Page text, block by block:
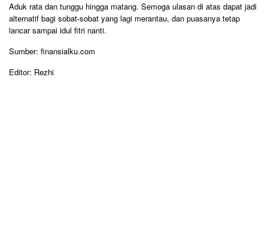
Aduk rata dan tunggu hingga matang. Semoga ulasan di atas dapat jadi
alternatif bagi sobat-sobat yang lagi merantau, dan puasanya tetap
lancar sampai idul fitri nanti.
Sumber: finansialku.com
Editor: Rezhi